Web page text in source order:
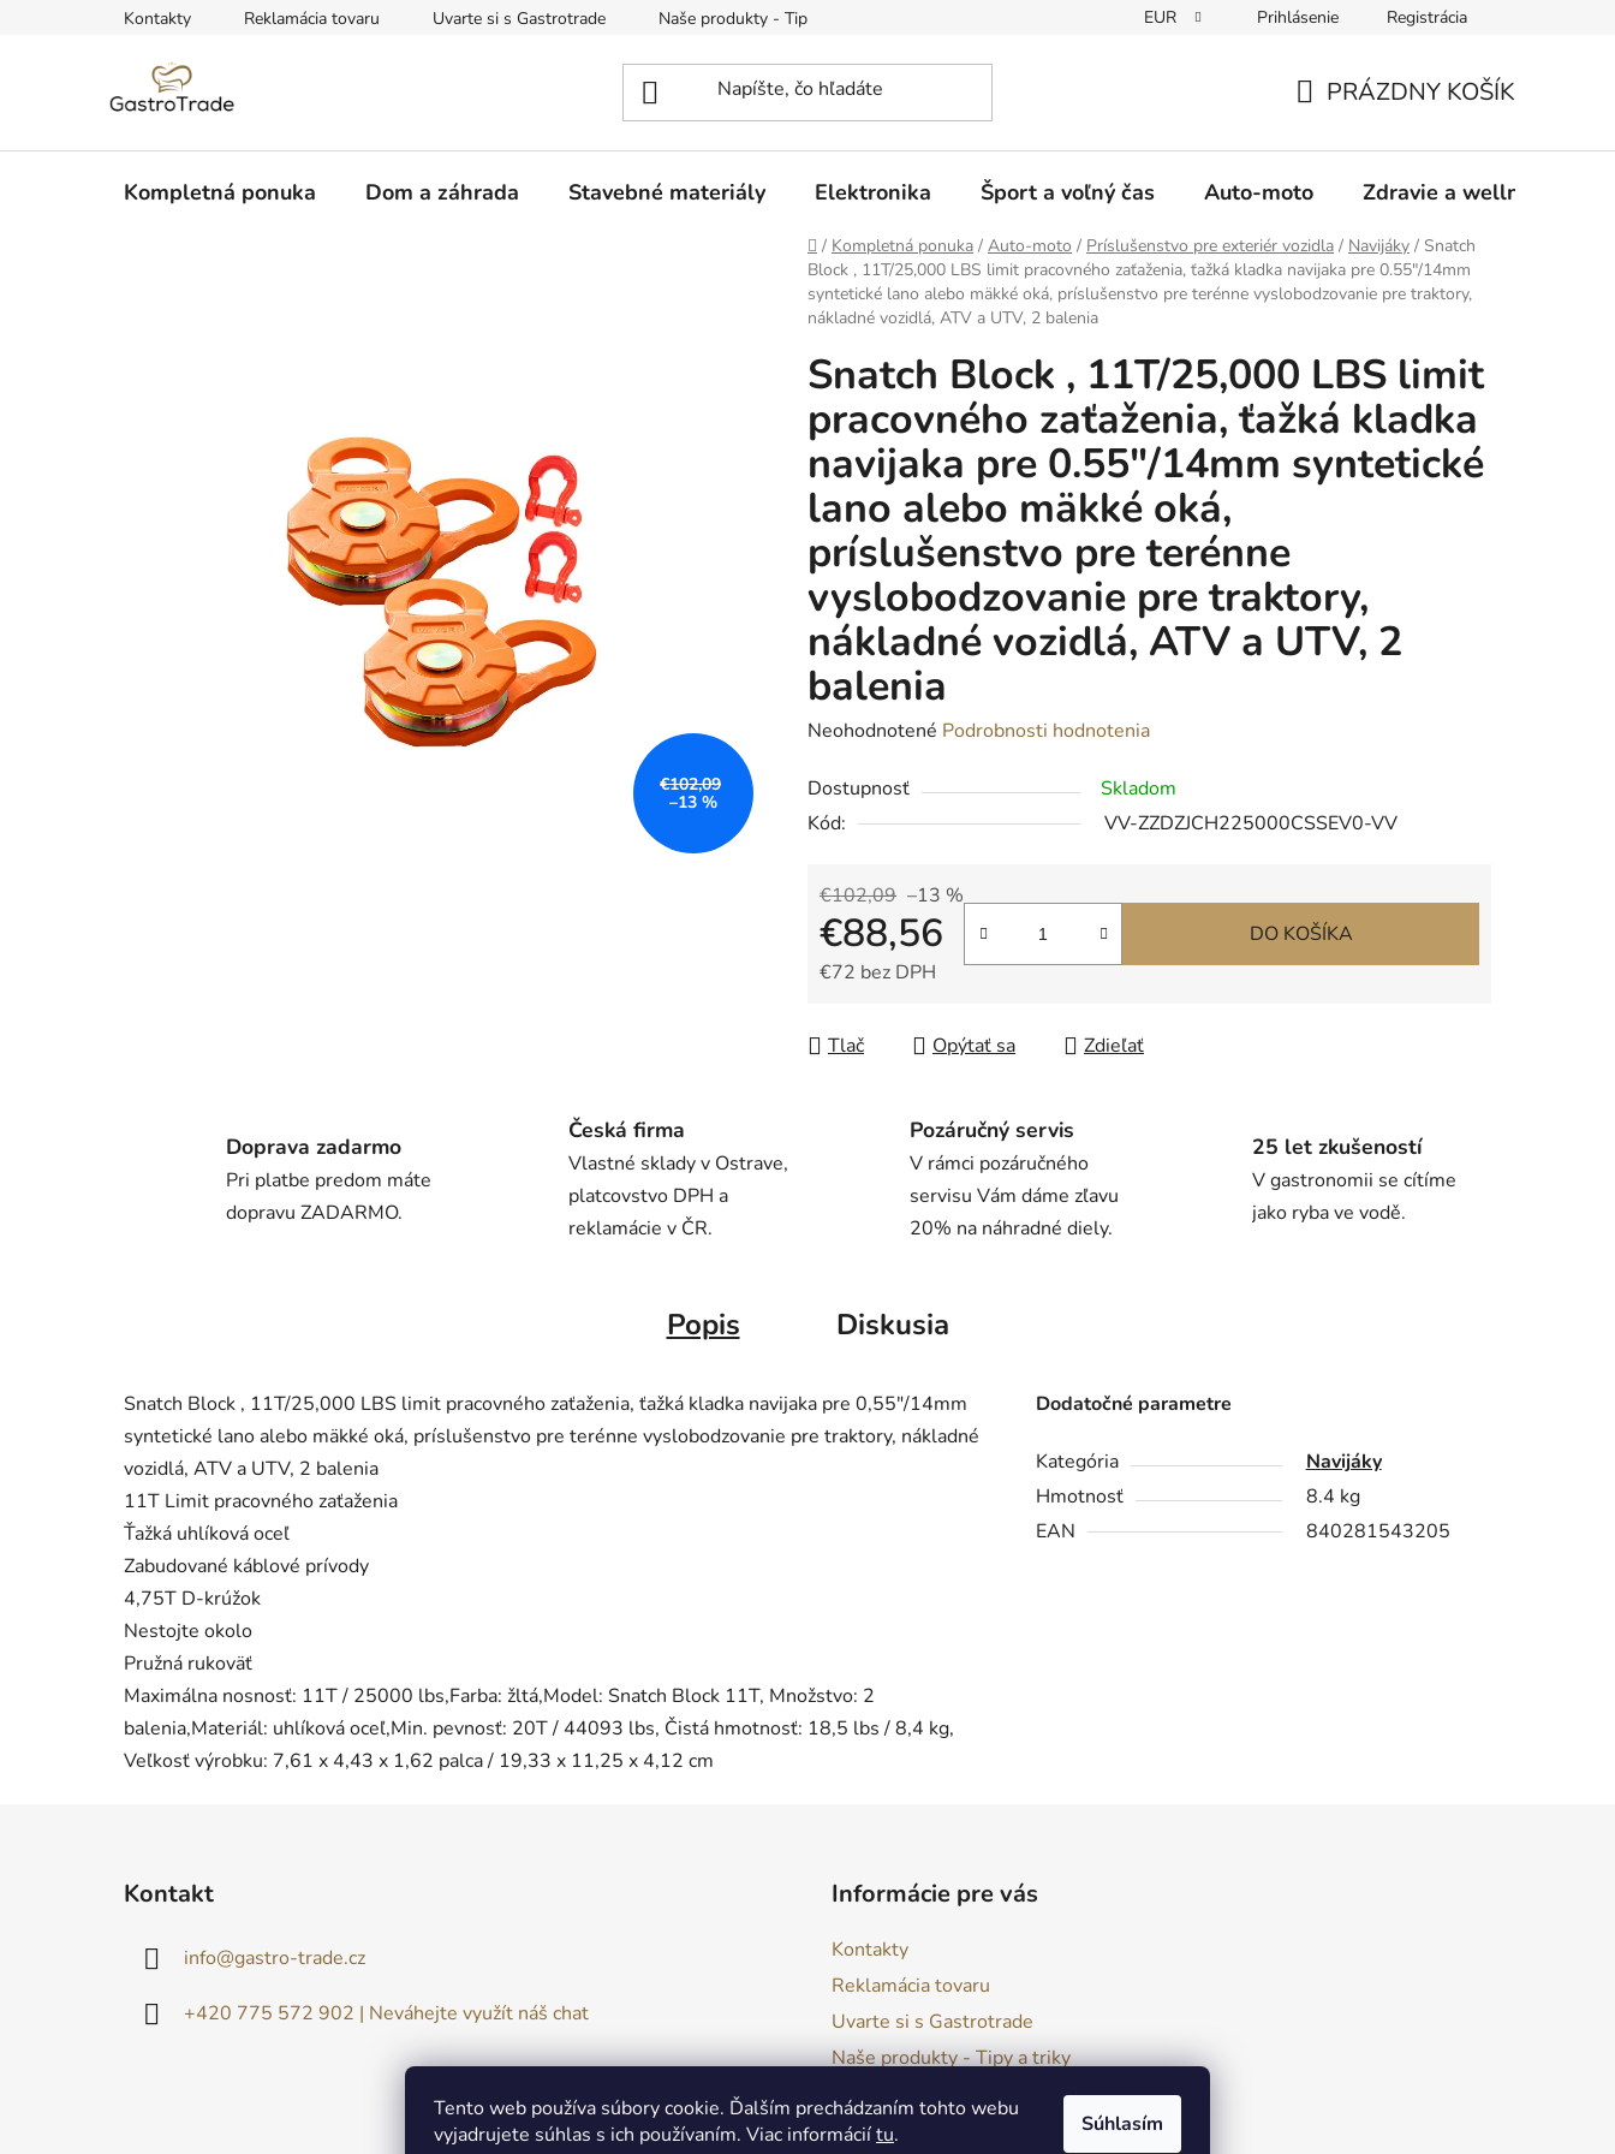
Tento web používa súbory cookie. Ďalším prechádzaním tohto webu
vyjadrujete súhlas s ich používaním. Viac informáciítu. Súhlasím
Kontakty Reklamácia tovaru Uvarte si s Gastrotrade Naše produkty - Tipy a triky Moja objednávka
EUR Prihlásenie Registrácia
KOŠÍK
PRÁZDNY KOŠÍK
Kompletná ponuka Dom a záhrada Stavebné materiály Elektronika Šport a voľný čas Auto-moto Zdravie a wellness
Domov
/ Kompletná ponuka / Auto-moto / Príslušenstvo pre exteriér vozidla / Navijáky / Snatch
Block , 11T/25,000 LBS limit pracovného zaťaženia, ťažká kladka navijaka pre 0.55"/14mm
syntetické lano alebo mäkké oká, príslušenstvo pre terénne vyslobodzovanie pre traktory,
nákladné vozidlá, ATV a UTV, 2 balenia
Snatch Block , 11T/25,000 LBS limit
pracovného zaťaženia, ťažká kladka
navijaka pre 0.55"/14mm syntetické
lano alebo mäkké oká,
príslušenstvo pre terénne
vyslobodzovanie pre traktory,
nákladné vozidlá, ATV a UTV, 2
balenia
Priemerné
produktu
je
hviezdičiek.
Neohodnotené Podrobnosti hodnotenia
Dostupnosť
Skladom
Kód:
VV-ZZDZJCH225000CSSEV0-VV
€102,09 –13 %
€88,56
€72 bez DPH
DO KOŠÍKA
Tlač Opýtať sa Zdieľať
€102,09
–13 %
Doprava zadarmo
Pri platbe predom máte
dopravu ZADARMO.
Česká firma
Vlastné sklady v Ostrave,
platcovstvo DPH a
reklamácie v ČR.
Pozáručný servis
V rámci pozáručného
servisu Vám dáme zľavu
20% na náhradné diely.
25 let zkušeností
V gastronomii se cítíme
jako ryba ve vodě.
Popis Diskusia
Snatch Block , 11T/25,000 LBS limit pracovného zaťaženia, ťažká kladka navijaka pre 0,55"/14mm
syntetické lano alebo mäkké oká, príslušenstvo pre terénne vyslobodzovanie pre traktory, nákladné
vozidlá, ATV a UTV, 2 balenia
11T Limit pracovného zaťaženia
Ťažká uhlíková oceľ
Zabudované káblové prívody
4,75T D-krúžok
Nestojte okolo
Pružná rukoväť
Maximálna nosnosť: 11T / 25000 lbs,Farba: žltá,Model: Snatch Block 11T, Množstvo: 2
balenia,Materiál: uhlíková oceľ,Min. pevnosť: 20T / 44093 lbs, Čistá hmotnosť: 18,5 lbs / 8,4 kg,
Veľkosť výrobku: 7,61 x 4,43 x 1,62 palca / 19,33 x 11,25 x 4,12 cm
Dodatočné parametre
Kategória
Navijáky
Hmotnosť
8.4 kg
EAN
840281543205
Kontakt
info@gastro-trade.cz
+420 775 572 902 | Neváhejte využít náš chat
Informácie pre vás
Kontakty
Reklamácia tovaru
Uvarte si s Gastrotrade
Naše produkty - Tipy a triky
Obchodné podmienky
Moja objednávka